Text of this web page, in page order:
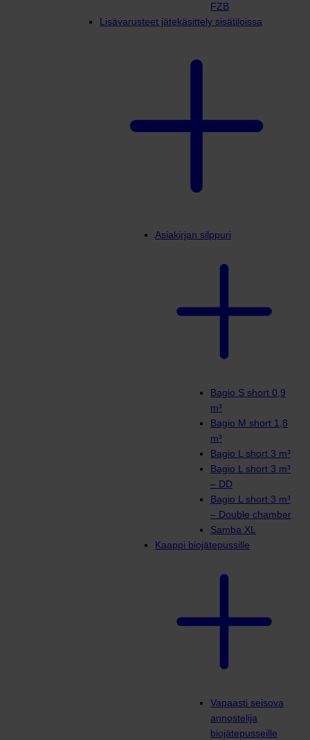
FZB
Lisävarusteet jätekäsittely sisätiloissa
Asiakirjan silppuri
Bagio S short 0,9
m³
Bagio M short 1,8
m³
Bagio L short 3 m³
Bagio L short 3 m³
– DD
Bagio L short 3 m³
– Double chamber
Samba XL
Kaappi biojätepussille
Vapaasti seisova
annostelija
biojätepusseille